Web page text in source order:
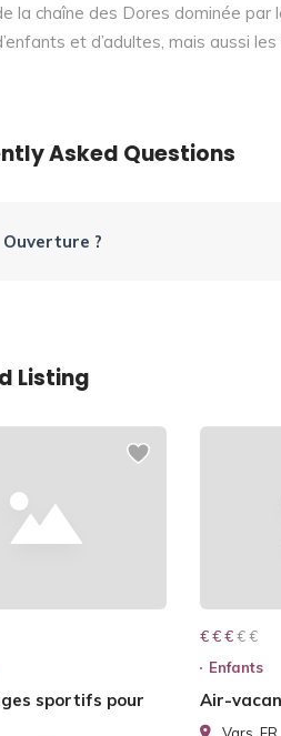
la chaîne des Dores dominée
et d’adultes, mais aussi
Asked Questions
Ouverture ?
Listing
sportifs pour
€ € € € €
€ € €
Enfants
Air-
Vars, FR